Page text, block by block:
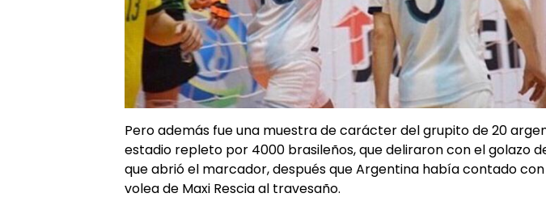
Pero además fue una muestra de carácter del grupito de 20
estadio repleto por 4000 brasileños, que deliraron con el golazo
que abrió el marcador, después que Argentina había contado
volea de Maxi Rescia al travesaño.